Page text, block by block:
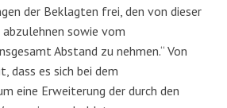
der Beklagten frei, den von dieser
sowie vom
Abstand zu nehmen.“ Von
dass es sich bei dem
eine Erweiterung der durch den